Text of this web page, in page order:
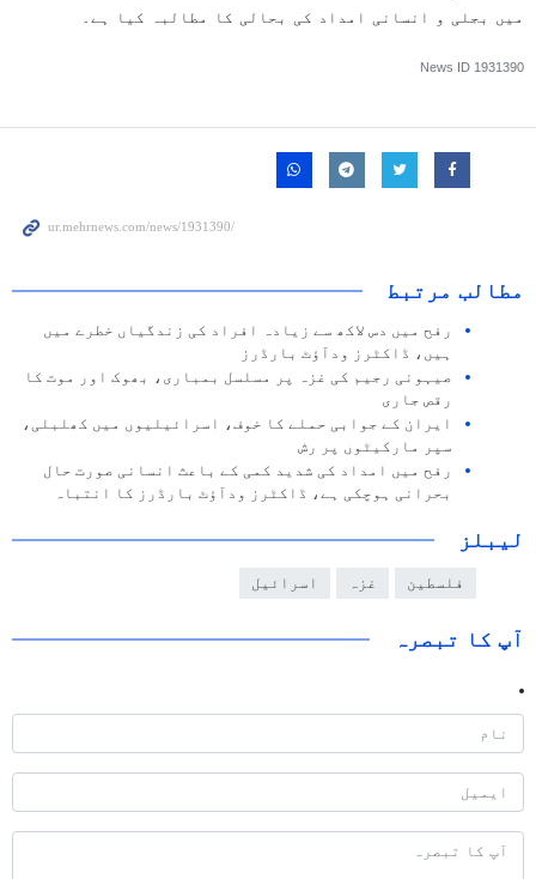
میں بجلی و انسانی امداد کی بحالی کا مطالبہ کیا ہے۔
News ID 1931390
مطالب مرتبط
رفح میں دس لاکھ سے زیادہ افراد کی زندگیاں خطرے میں
ہیں، ڈاکٹرز ودآؤٹ بارڈرز
صیہونی رجیم کی غزہ پر مسلسل بمباری، بھوک اور موت کا
رقص جاری
ایران کے جوابی حملے کا خوف، اسرائیلیوں میں کھلبلی،
سپر مارکیٹوں پر رش
رفح میں امداد کی شدید کمی کے باعث انسانی صورت حال
بحرانی ہوچکی ہے، ڈاکٹرز ودآؤٹ بارڈرز کا انتباہ
لیبلز
فلسطین غزہ اسرائیل
آپ کا تبصرہ